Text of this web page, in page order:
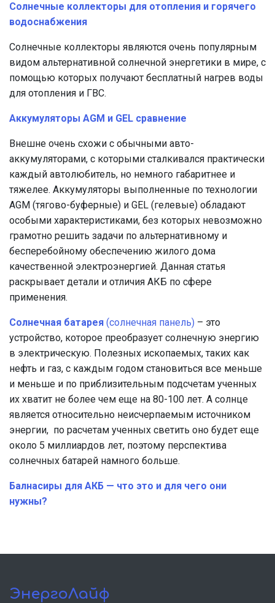
Солнечные коллекторы для отопления и горячего
водоснабжения
Солнечные коллекторы являются очень популярным
видом альтернативной солнечной энергетики в мире, с
помощью которых получают бесплатный нагрев воды
для отопления и ГВС.
Аккумуляторы AGM и GEL сравнение
Внешне очень схожи с обычными авто-
аккумуляторами, с которыми сталкивался практически
каждый автолюбитель, но немного габаритнее и
тяжелее. Аккумуляторы выполненные по технологии
AGM (тягово-буферные) и GEL (гелевые) обладают
особыми характеристиками, без которых невозможно
грамотно решить задачи по альтернативному и
бесперебойному обеспечению жилого дома
качественной электроэнергией. Данная статья
раскрывает детали и отличия АКБ по сфере
применения.
Солнечная батарея (солнечная панель) – это
устройство, которое преобразует солнечную энергию
в электрическую. Полезных ископаемых, таких как
нефть и газ, с каждым годом становиться все меньше
и меньше и по приблизительным подсчетам ученных
их хватит не более чем еще на 80-100 лет. А солнце
является относительно неисчерпаемым источником
энергии, по расчетам ученных светить оно будет еще
около 5 миллиардов лет, поэтому перспектива
солнечных батарей намного больше.
Балнасиры для АКБ — что это и для чего они
нужны?
ЭнергоЛайф